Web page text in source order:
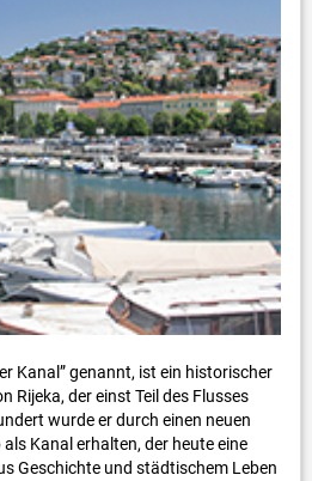
Kanal” genannt, ist ein historischer
Rijeka, der einst Teil des Flusses
wurde er durch einen neuen
Kanal erhalten, der heute eine
Geschichte und städtischem Leben